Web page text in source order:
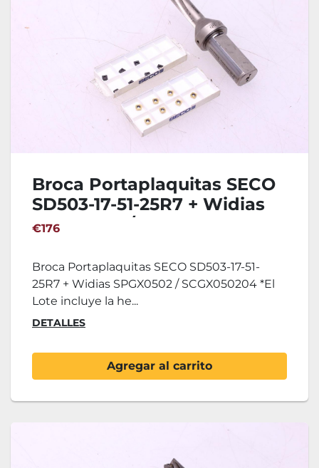
Broca Portaplaquitas SECO
SD503-17-51-25R7 + Widias
SPGX0502 / SCGX050204
€176
Broca Portaplaquitas SECO SD503-17-51-
25R7 + Widias SPGX0502 / SCGX050204 *El
Lote incluye la he...
DETALLES
Agregar al carrito